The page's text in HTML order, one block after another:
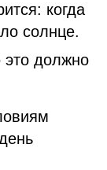
когда
солнце.
это должно